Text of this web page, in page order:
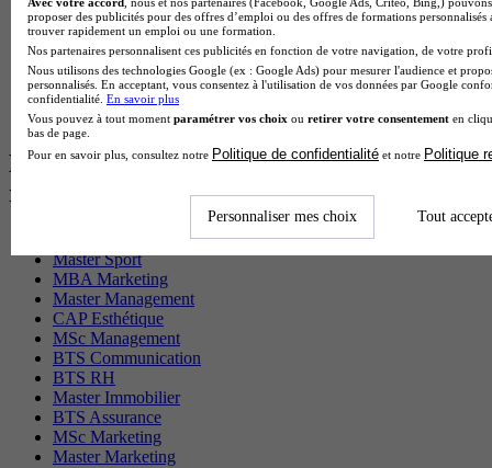
BTS Domotique en alternance
BAC Pro Agora en alternance
BTS Sta en alternance
BTS Iris en alternance
BTS Tpl en alternance
BTS Ati en alternance
Les diplômes par filière les plus
recherchés
Master Sport
MBA Marketing
Master Management
CAP Esthétique
MSc Management
BTS Communication
BTS RH
Master Immobilier
BTS Assurance
MSc Marketing
Master Marketing
proposer des publicités pour des offres d’emploi ou des offres de formations
trouver rapidement un emploi ou une formation.
Nos partenaires personnalisent ces publicités en fonction de votre navigation, de votre
Nous utilisons des technologies Google (ex : Google Ads) pour mesurer l'audience et
personnalisés. En acceptant, vous consentez à l'utilisation de vos données par Google
confidentialité. En savoir plus
Vous pouvez à tout moment paramétrer vos choix ou retirer votre consentement en
bas de page.
Pour en savoir plus, consultez notre Politique de confidentialité et notre Politique
Personnaliser mes choix Tout